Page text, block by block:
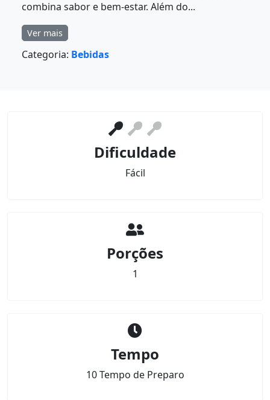
combina sabor e bem-estar. Além do...
Ver mais
Categoria: Bebidas
Dificuldade
Fácil
Porções
1
Tempo
10 Tempo de Preparo